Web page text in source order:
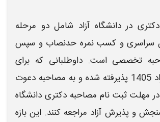
دکتری دردانشگاه آزاد شامل دو مرحله
سراسری و کسب نمره حدنصاب و سپس
تخصصی است. داوطلبانی که برای
پذیرفته شده و به مصاحبه دعوت
مهلت ثبت نام مصاحبه دکتری دانشگاه
و پذیرش آزاد مراجعه کنند. این بازه